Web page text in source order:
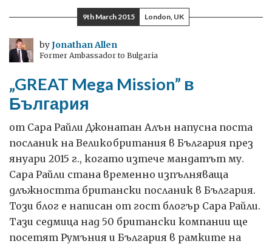
Крим
9th March 2015 London, UK
byJonathan Allen
Former Ambassador to Bulgaria
„GREAT Mega Mission” в
България
от Сара Райли Джонатан Алън напусна поста
посланик на Великобритания в България през
януари 2015 г., когато изтече мандатът му.
Сара Райли стана временно изпълняваща
длъжността британски посланик в България.
Този блог е написан от гост блогър Сара Райли.
Тази седмица над 50 британски компании ще
посетят Румъния и България в рамките на